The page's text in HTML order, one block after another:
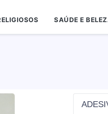
SAÚDE E